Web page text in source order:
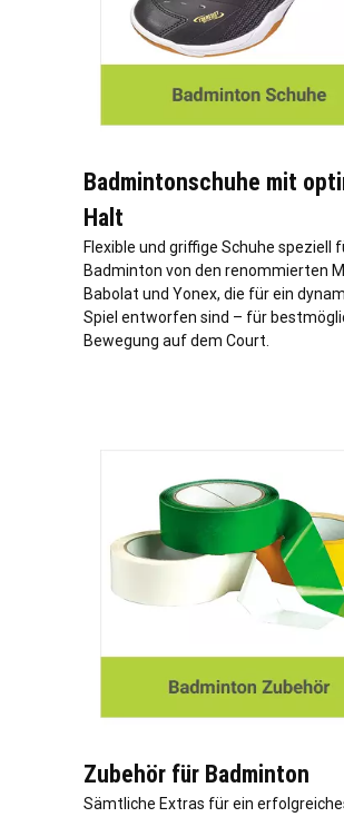
Badmintonschuhe mit
Halt
Flexible und griffige Schuhe speziell
Badminton von den renommierten
Babolat und Yonex, die für ein
Spiel entworfen sind – für
Bewegung auf dem Court.
Zubehör für Badminton
Sämtliche Extras für ein